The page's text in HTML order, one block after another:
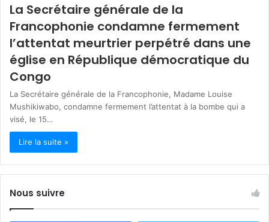
La Secrétaire générale de la
Francophonie condamne fermement
l’attentat meurtrier perpétré dans une
église en République démocratique du
Congo
La Secrétaire générale de la Francophonie, Madame Louise
Mushikiwabo, condamne fermement l’attentat à la bombe qui a
visé, le 15…
Lire la suite »
Nous suivre